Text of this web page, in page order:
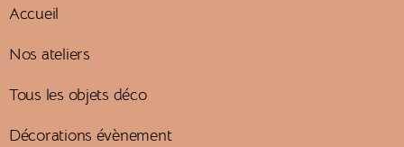
Accueil
Nos ateliers
Tous les objets déco
Décorations évènement